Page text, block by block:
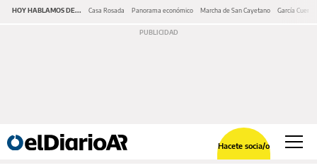
HOY HABLAMOS DE... Casa Rosada Panorama económico Marcha de San Cayetano García Cuerva
Hacete socia/o